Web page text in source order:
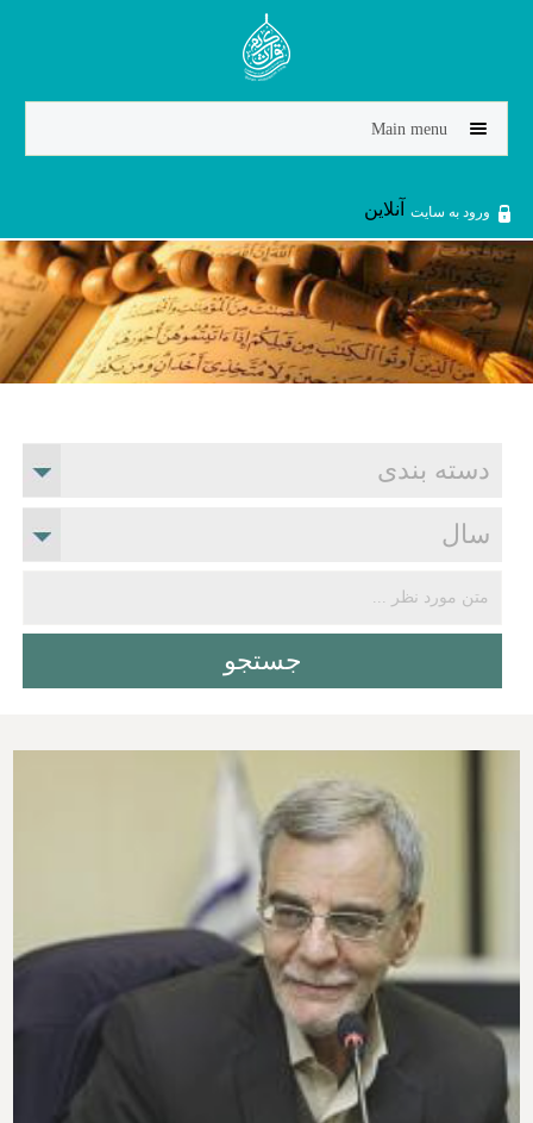
Jump to navigation
Main menu
ورود به سایت آنلاین